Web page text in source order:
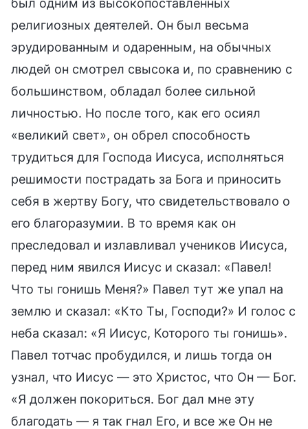
религиозных деятелей. Он был весьма
эрудированным и одаренным, на обычных
людей он смотрел свысока и, по сравнению с
большинством, обладал более сильной
личностью. Но после того, как его осиял
«великий свет», он обрел способность
трудиться для Господа Иисуса, исполняться
решимости пострадать за Бога и приносить
себя в жертву Богу, что свидетельствовало о
его благоразумии. В то время как он
преследовал и излавливал учеников Иисуса,
перед ним явился Иисус и сказал: «Павел!
Что ты гонишь Меня?» Павел тут же упал на
землю и сказал: «Кто Ты, Господи?» И голос с
неба сказал: «Я Иисус, Которого ты гонишь».
Павел тотчас пробудился, и лишь тогда он
узнал, что Иисус — это Христос, что Он — Бог.
«Я должен покориться. Бог дал мне эту
благодать — я так гнал Его, и все же Он не